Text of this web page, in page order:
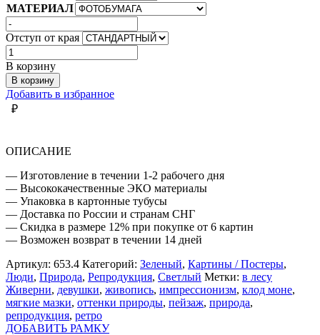
МАТЕРИАЛ
Отступ от края
Количество
товара
МОНЕ
-
В
ЛЕСУ
В корзину
В корзину
Добавить в избранное
₽
ОПИСАНИЕ
— Изготовление в течении 1-2 рабочего дня
— Высококачественные ЭКО материалы
— Упаковка в картонные тубусы
— Доставка по России и странам СНГ
— Скидка в размере 12% при покупке от 6 картин
— Возможен возврат в течении 14 дней
Артикул: 653.4 Категорий: Зеленый, Картины / Постеры,
Люди, Природа, Репродукция, Светлый Метки: в лесу
Живерни, девушки, живопись, импрессионизм, клод моне,
мягкие мазки, оттенки природы, пейзаж, природа,
репродукция, ретро
ДОБАВИТЬ РАМКУ